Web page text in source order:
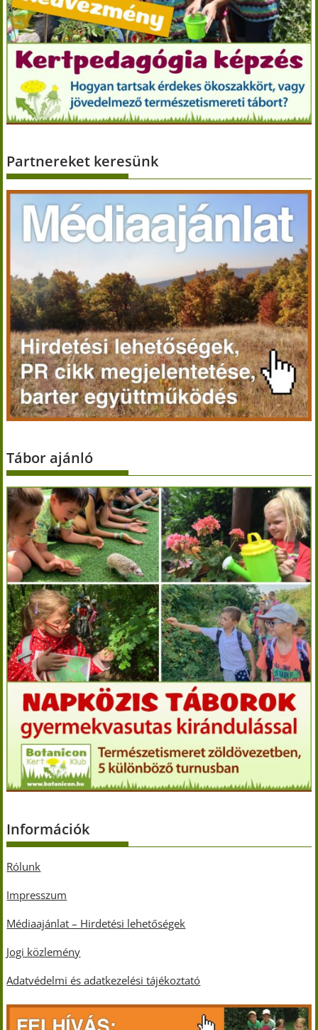
Partnereket keresünk
Tábor ajánló
Információk
Rólunk
Impresszum
Médiaajánlat – Hirdetési lehetőségek
Jogi közlemény
Adatvédelmi és adatkezelési tájékoztató